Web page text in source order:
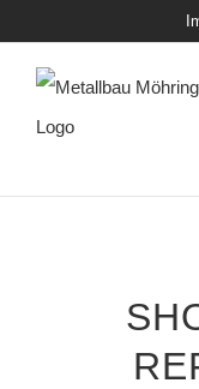
springen